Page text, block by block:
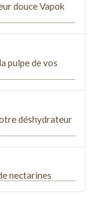
douce Vapok
pulpe de vos
déshydrateur
nectarines